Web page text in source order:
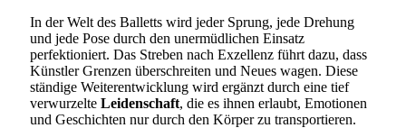
In der Welt des Balletts wird jeder Sprung, jede Drehung
und jede Pose durch den unermüdlichen Einsatz
perfektioniert. Das Streben nach Exzellenz führt dazu, dass
Künstler Grenzen überschreiten und Neues wagen. Diese
ständige Weiterentwicklung wird ergänzt durch eine tief
verwurzelte Leidenschaft, die es ihnen erlaubt, Emotionen
und Geschichten nur durch den Körper zu transportieren.